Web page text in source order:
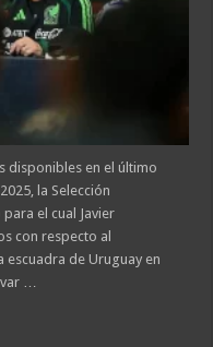
disponibles en el último
la Selección
el cual Javier
con respecto al
de Uruguay en
…